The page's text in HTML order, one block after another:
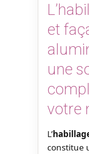
et
une
votre
L’
constitue